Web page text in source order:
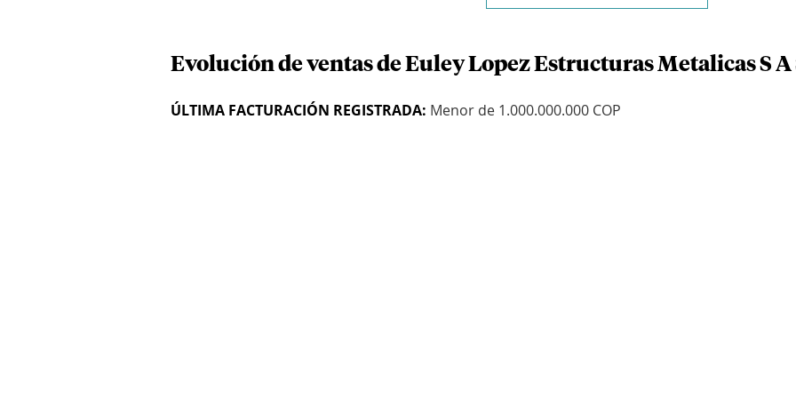
Evolución de ventas de Euley Lopez Estructuras Metalicas S A
ÚLTIMA FACTURACIÓN REGISTRADA: Menor de 1.000.000.000 COP